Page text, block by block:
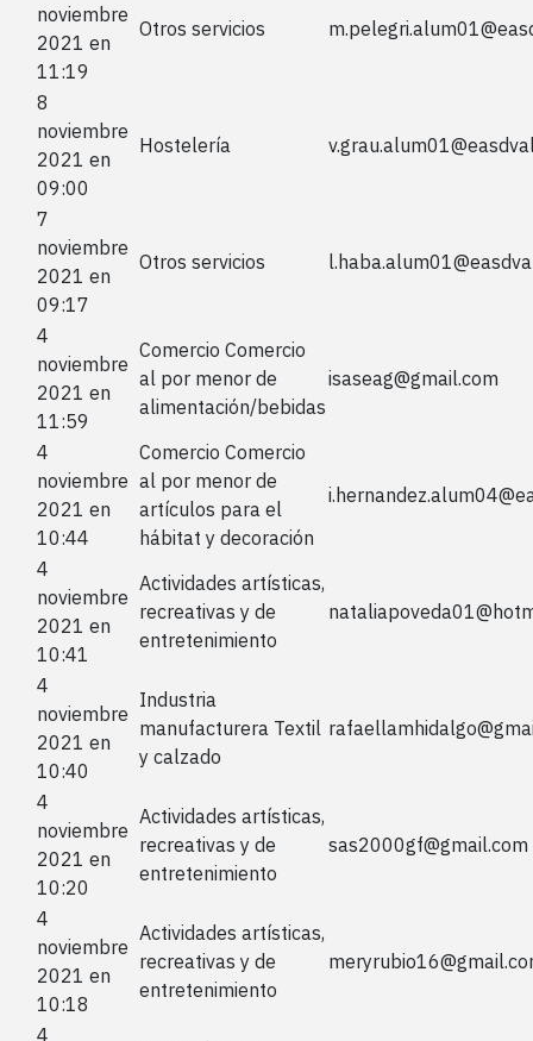
noviembre
2021 en
11:19
Otros servicios
8
noviembre
2021 en
09:00
Hostelería
7
noviembre
2021 en
09:17
Otros servicios
4
noviembre
2021 en
11:59
Comercio Comercio
al por menor de
alimentación/bebidas
isaseag@gmail.com
4
noviembre
2021 en
10:44
Comercio Comercio
al por menor de
artículos para el
hábitat y decoración
4
noviembre
2021 en
10:41
Actividades artísticas,
recreativas y de
entretenimiento
4
noviembre
2021 en
10:40
Industria
manufacturera Textil
y calzado
4
noviembre
2021 en
10:20
Actividades artísticas,
recreativas y de
entretenimiento
sas2000gf@gmail.com
4
noviembre
2021 en
10:18
Actividades artísticas,
recreativas y de
entretenimiento
4